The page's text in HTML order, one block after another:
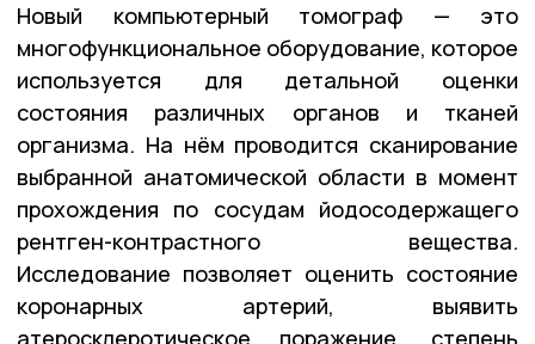
Новый компьютерный томограф — это
многофункциональное оборудование, которое
используется для детальной оценки
состояния различных органов и тканей
организма. На нём проводится сканирование
выбранной анатомической области в момент
прохождения по сосудам йодосодержащего
рентген-контрастного вещества.
Исследование позволяет оценить состояние
коронарных артерий, выявить